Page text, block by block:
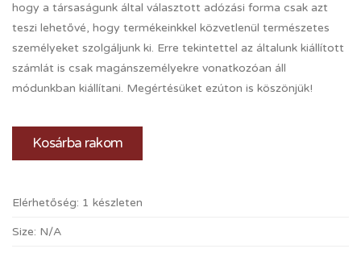
hogy a társaságunk által választott adózási forma csak azt
teszi lehetővé, hogy termékeinkkel közvetlenül természetes
személyeket szolgáljunk ki. Erre tekintettel az általunk kiállított
számlát is csak magánszemélyekre vonatkozóan áll
módunkban kiállítani. Megértésüket ezúton is köszönjük!
Kosárba rakom
Elérhetőség: 1 készleten
Size: N/A